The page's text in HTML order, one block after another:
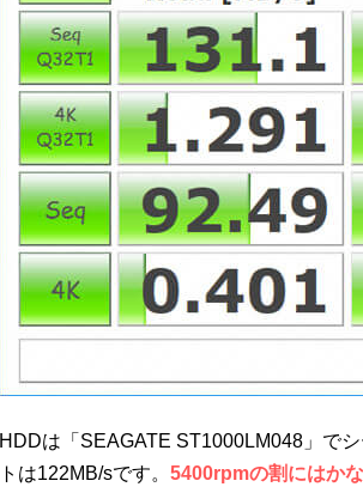
HDDは「SEAGATE ST1000LM048」で
トは122MB/sです。 5400rpmの割にはかな